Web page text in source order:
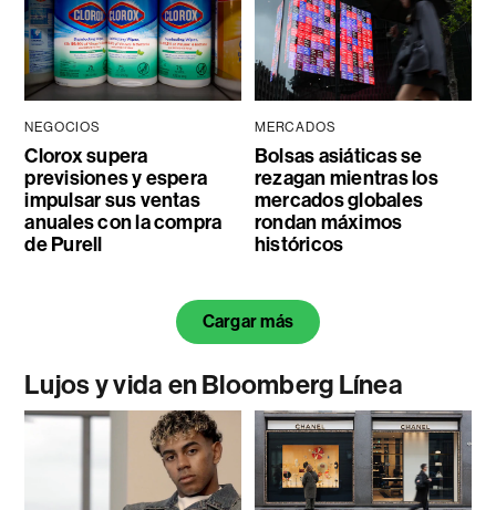
NEGOCIOS
Clorox supera
previsiones y espera
impulsar sus ventas
anuales con la compra
de Purell
MERCADOS
Bolsas asiáticas se
rezagan mientras los
mercados globales
rondan máximos
históricos
Cargar más
Lujos y vida en Bloomberg Línea